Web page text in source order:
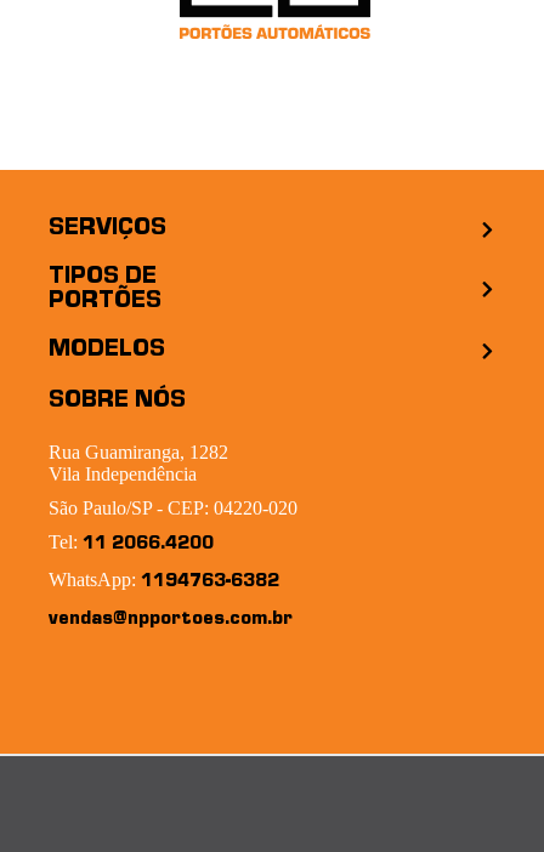
SERVIÇOS
TIPOS DE
PORTÕES
MODELOS
SOBRE NÓS
Rua Guamiranga, 1282
Vila Independência
São Paulo/SP - CEP: 04220-020
Tel: 11 2066.4200
WhatsApp: 1194763-6382
vendas@npportoes.com.br